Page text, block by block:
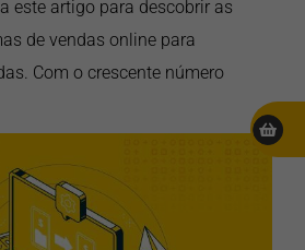
este artigo para descobrir as
de vendas online para
Com o crescente número
de Tráfego Pago: